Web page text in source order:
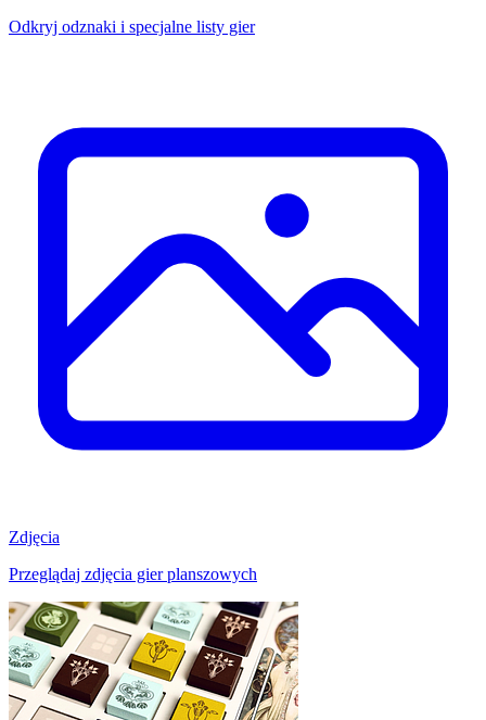
Odkryj odznaki i specjalne listy gier
Zdjęcia
Przeglądaj zdjęcia gier planszowych